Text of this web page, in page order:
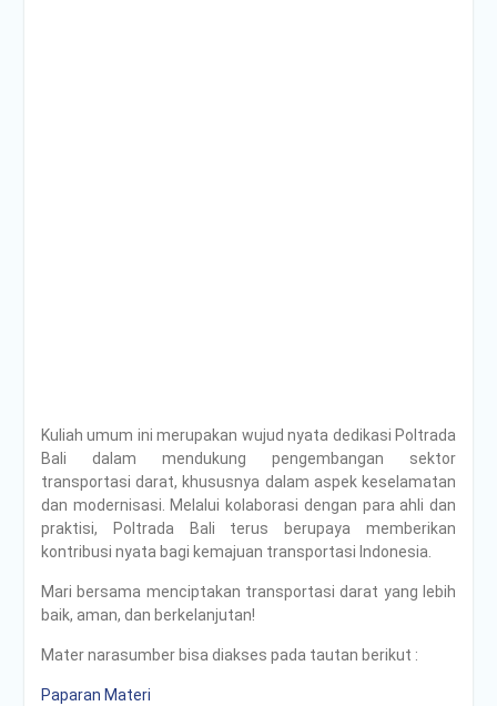
Kuliah umum ini merupakan wujud nyata dedikasi Poltrada
Bali dalam mendukung pengembangan sektor
transportasi darat, khususnya dalam aspek keselamatan
dan modernisasi. Melalui kolaborasi dengan para ahli dan
praktisi, Poltrada Bali terus berupaya memberikan
kontribusi nyata bagi kemajuan transportasi Indonesia.
Mari bersama menciptakan transportasi darat yang lebih
baik, aman, dan berkelanjutan!
Mater narasumber bisa diakses pada tautan berikut :
Paparan Materi